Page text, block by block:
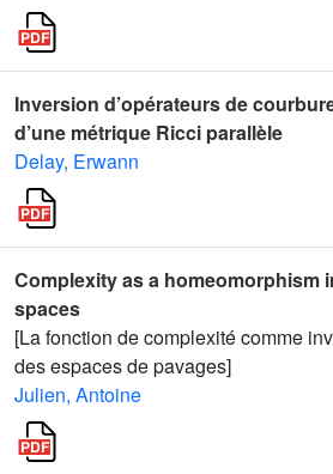
Inversion d’opérateurs de
d’une métrique Ricci parallèle
Delay, Erwann
Complexity as a homeomorphism
spaces
[La fonction de complexité comme
des espaces de pavages]
Julien, Antoine